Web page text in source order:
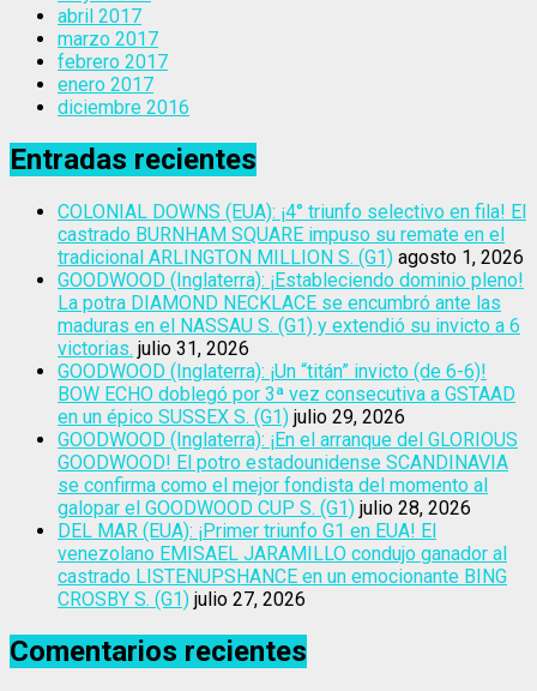
abril 2017
marzo 2017
febrero 2017
enero 2017
diciembre 2016
Entradas recientes
COLONIAL DOWNS (EUA): ¡4° triunfo selectivo en fila! El
castrado BURNHAM SQUARE impuso su remate en el
tradicional ARLINGTON MILLION S. (G1) agosto 1, 2026
GOODWOOD (Inglaterra): ¡Estableciendo dominio pleno!
La potra DIAMOND NECKLACE se encumbró ante las
maduras en el NASSAU S. (G1) y extendió su invicto a 6
victorias. julio 31, 2026
GOODWOOD (Inglaterra): ¡Un “titán” invicto (de 6-6)!
BOW ECHO doblegó por 3ª vez consecutiva a GSTAAD
en un épico SUSSEX S. (G1) julio 29, 2026
GOODWOOD (Inglaterra): ¡En el arranque del GLORIOUS
GOODWOOD! El potro estadounidense SCANDINAVIA
se confirma como el mejor fondista del momento al
galopar el GOODWOOD CUP S. (G1) julio 28, 2026
DEL MAR (EUA): ¡Primer triunfo G1 en EUA! El
venezolano EMISAEL JARAMILLO condujo ganador al
castrado LISTENUPSHANCE en un emocionante BING
CROSBY S. (G1) julio 27, 2026
Comentarios recientes